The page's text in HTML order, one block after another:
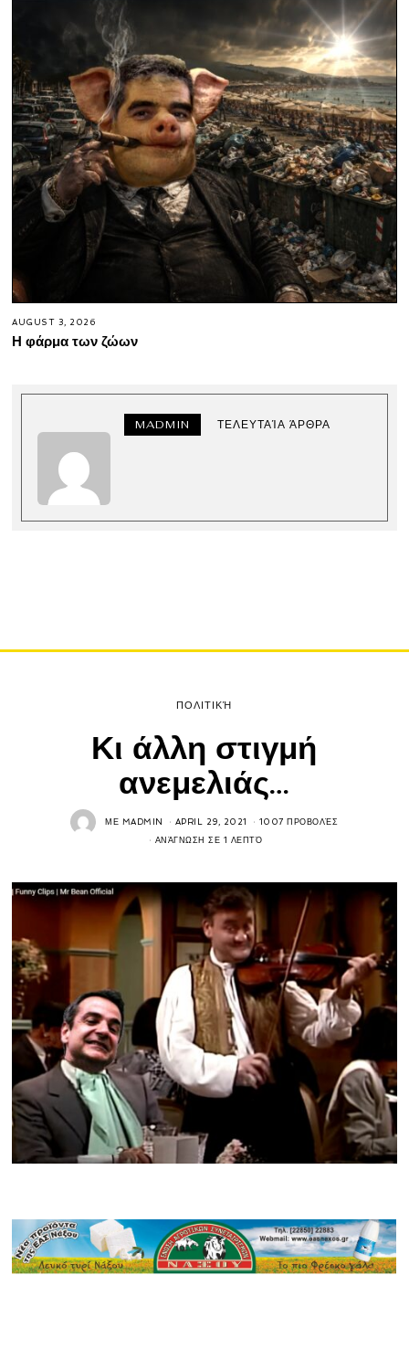
AUGUST 3, 2026
Η φάρμα των ζώων
MADMIN ΤΕΛΕΥΤΑΊΑ ΆΡΘΡΑ
ΠΟΛΙΤΙΚΉ
Κι άλλη στιγμή
ανεμελιάς…
ΜΕ MADMIN APRIL 29, 2021 1007 ΠΡΟΒΟΛΈΣ
ΑΝΆΓΝΩΣΗ ΣΕ 1 ΛΕΠΤΌ